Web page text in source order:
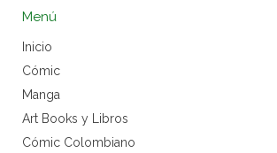
Menú
Inicio
Cómic
Manga
Art Books y Libros
Cómic Colombiano